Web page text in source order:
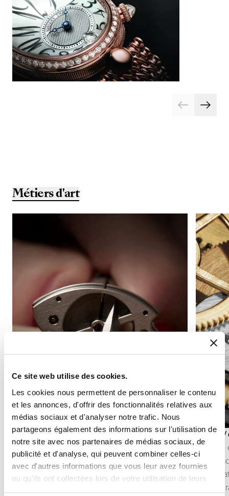
Ce site web utilise des cookies.
Les cookies nous permettent de personnaliser le contenu
et les annonces, d'offrir des fonctionnalités relatives aux
médias sociaux et d'analyser notre trafic. Nous
partageons également des informations sur l'utilisation de
notre site avec nos partenaires de médias sociaux, de
publicité et d'analyse, qui peuvent combiner celles-ci
avec d'autres informations que vous leur avez fournies
ou qu'ils ont collectées lors de votre utilisation de leurs
services.
Métiers d'art
Anglage
L’anglage consiste à chanfreiner puis polir les
arêtes des composants du mouvement.
Cette finition souligne les contours des pièces,
Étirage /
les
de la
Ces